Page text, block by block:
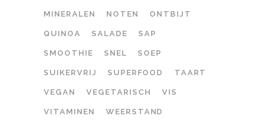
MINERALEN NOTEN ONTBIJT
QUINOA SALADE SAP
SMOOTHIE SNEL SOEP
SUIKERVRIJ SUPERFOOD TAART
VEGAN VEGETARISCH VIS
VITAMINEN WEERSTAND